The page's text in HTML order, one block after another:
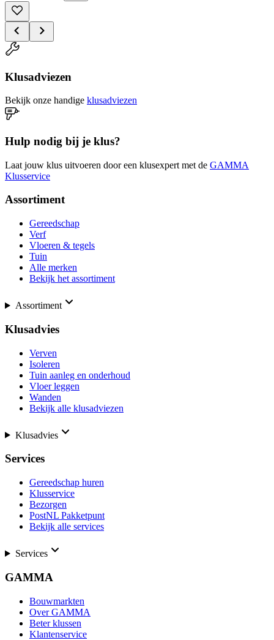
Klusadviezen
Bekijk onze handige klusadviezen
Hulp nodig bij je klus?
Laat jouw klus uitvoeren door een klusexpert met de GAMMA
Klusservice
Assortiment
Gereedschap
Verf
Vloeren & tegels
Tuin
Alle merken
Bekijk het assortiment
Assortiment
Klusadvies
Verven
Isoleren
Tuin aanleg en onderhoud
Vloer leggen
Wanden
Bekijk alle klusadviezen
Klusadvies
Services
Gereedschap huren
Klusservice
Bezorgen
PostNL Pakketpunt
Bekijk alle services
Services
GAMMA
Bouwmarkten
Over GAMMA
Beter klussen
Klantenservice